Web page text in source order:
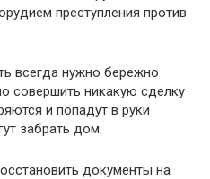
преступления против
всегда нужно бережно
совершить никакую сделку
и попадут в руки
забрать дом.
документы на